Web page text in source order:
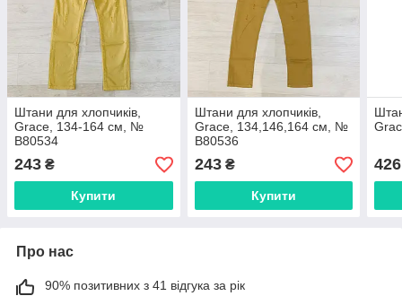
Штани для хлопчиків,
Grace, 134-164 см, №
B80534
243 ₴
Купити
Штани для хлопчиків,
Grace, 134,146,164 см, №
B80536
243₴
Купити
426
Про нас
90% позитивних з 41 відгука за рік